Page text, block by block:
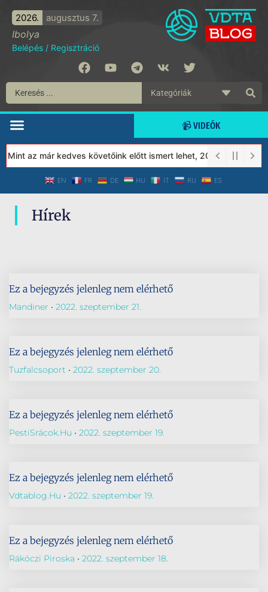
2026. augusztus 7.
Ibolya
Belépés / Regisztráció
📹 VIDEÓK
az már kedves követőink előtt ismert lehet, 2023-tól a
EN FR DE HU IT RU ES
Hírek
Ez a bejegyzés jelenleg nem elérhető
Mandiner 2022. szeptember 21.
Ez a bejegyzés jelenleg nem elérhető
Tuzfalcsoport 2022. szeptember 20.
Ez a bejegyzés jelenleg nem elérhető
PestiSrácok.hu 2022. szeptember 19.
Ez a bejegyzés jelenleg nem elérhető
Vdtablog.hu 2022. szeptember 19.
Ez a bejegyzés jelenleg nem elérhető
Rákóczi Piroska 2022. szeptember 18.